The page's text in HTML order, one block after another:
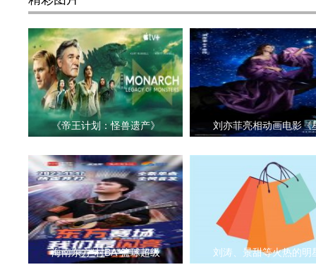
《帝王计划：怪兽遗产》 刘亦菲亮相动画电影《
海南东方“村BA”篮球超级 刘涛、景甜等火热的明